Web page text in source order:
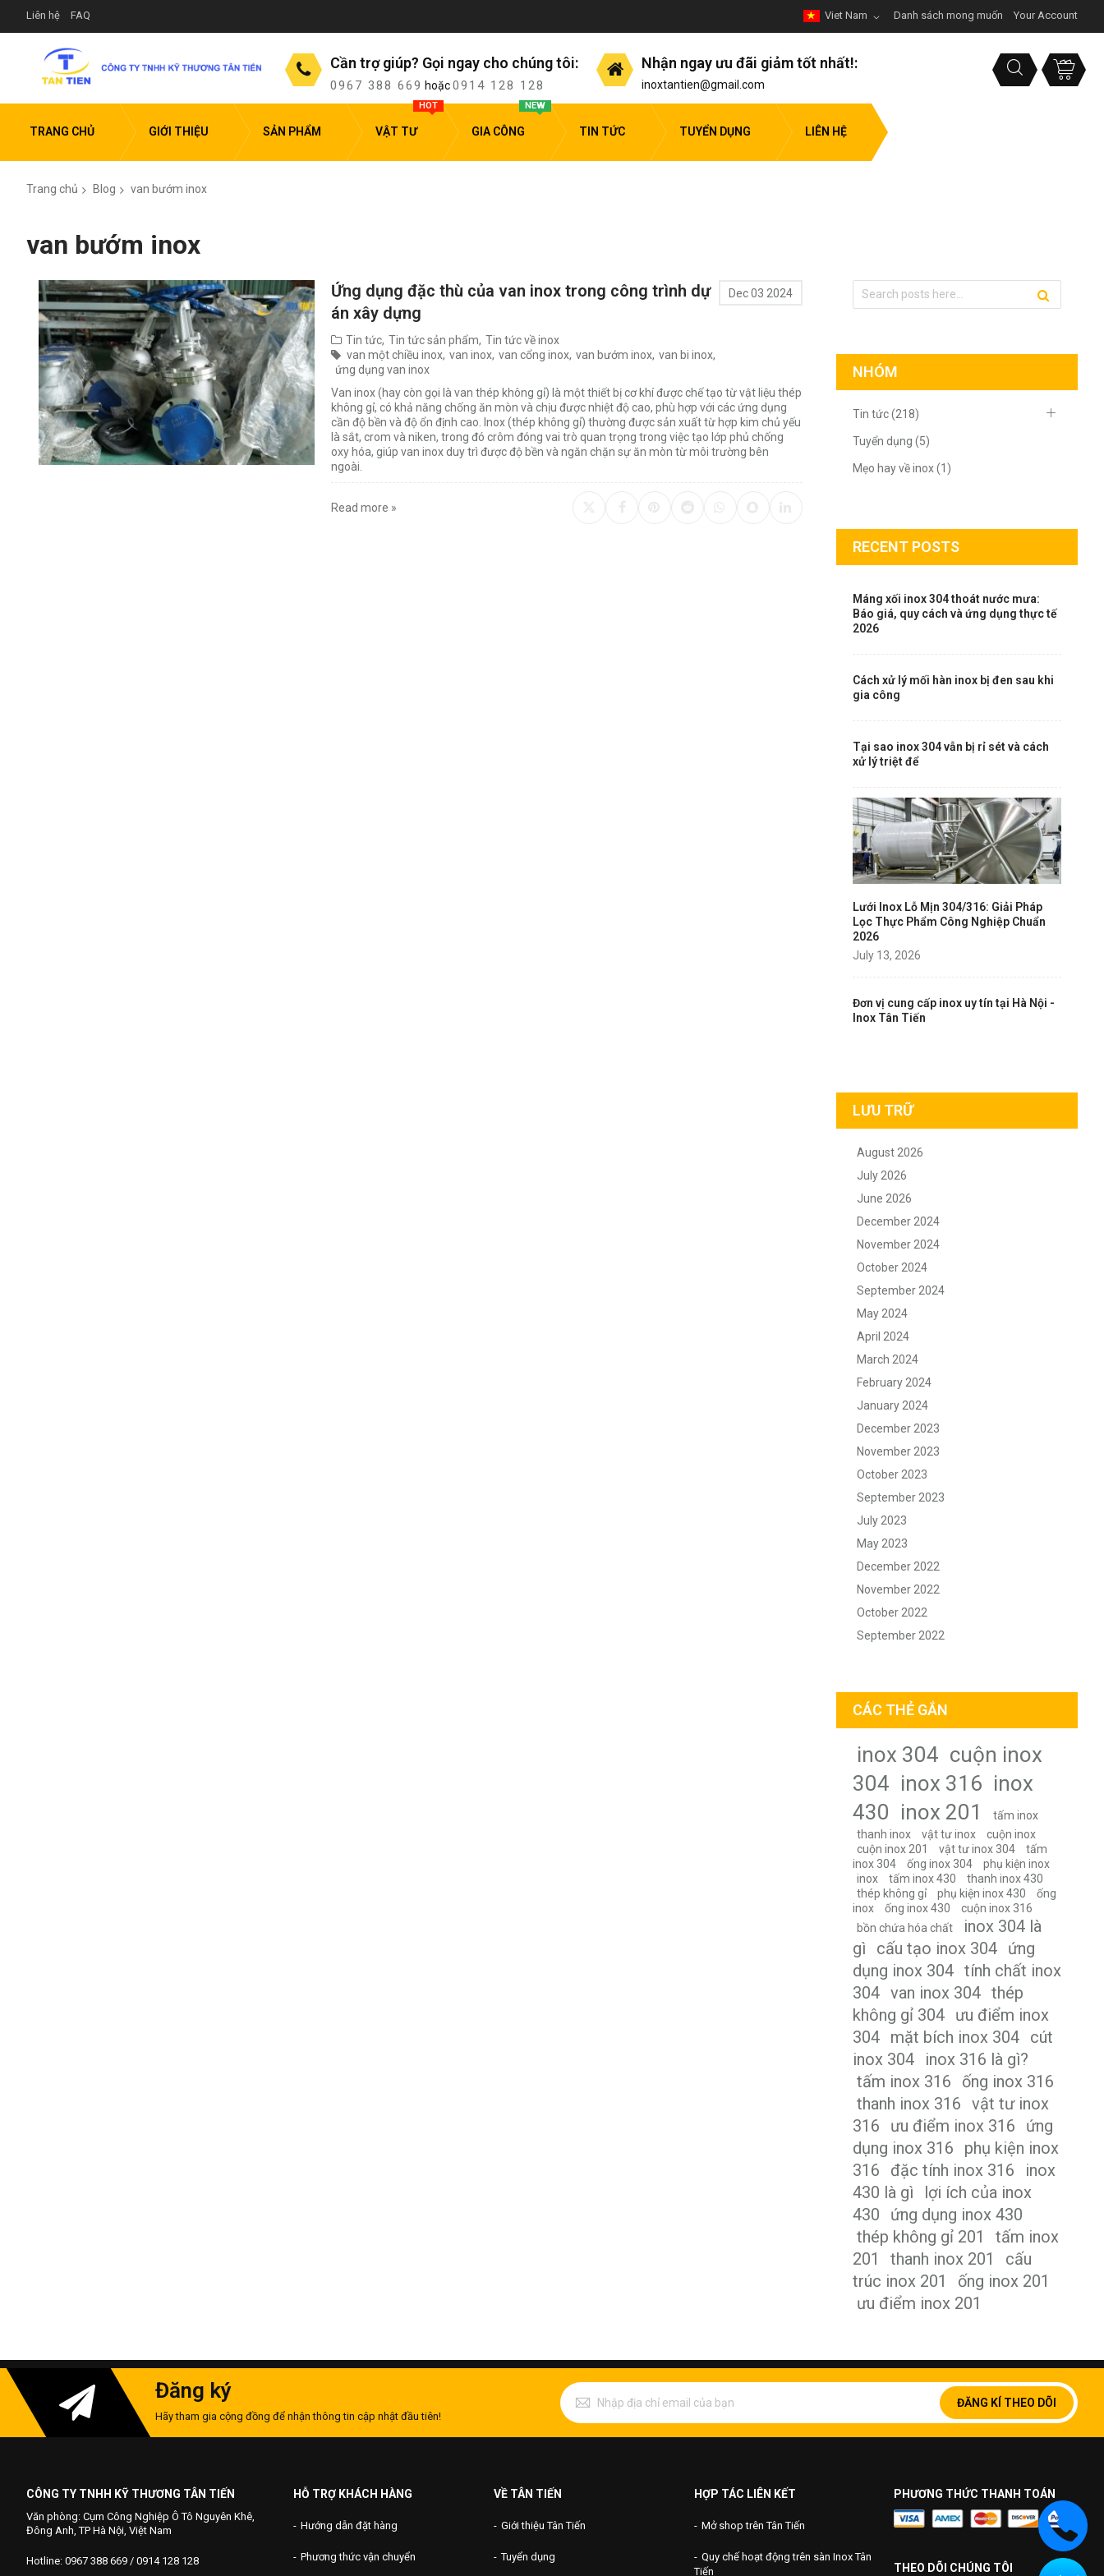
Liên hệ FAQ Danh sách mong muốn Your Account
Viet Nam
Cần trợ giúp? Gọi ngay cho chúng tôi:
0967 388 669 hoặc0914 128 128
Nhận ngay ưu đãi giảm tốt nhất!:
inoxtantien@gmail.com
TRANG CHỦ GIỚI THIỆU SẢN PHẨM VẬT TƯ
HOT
GIA CÔNG
NEW
TIN TỨC TUYỂN DỤNG LIÊN HỆ
Trang chủ Blog van bướm inox
van bướm inox
Dec 03 2024
Ứng dụng đặc thù của van inox trong công trình dự
án xây dựng
Tin tức, Tin tức sản phẩm, Tin tức về inox
van một chiều inox, van inox, van cổng inox, van bướm inox, van bi inox,
ứng dụng van inox
Van inox (hay còn gọi là van thép không gỉ) là một thiết bị cơ khí được chế tạo từ vật liệu thép
không gỉ, có khả năng chống ăn mòn và chịu được nhiệt độ cao, phù hợp với các ứng dụng
cần độ bền và độ ổn định cao. Inox (thép không gỉ) thường được sản xuất từ hợp kim chủ yếu
là sắt, crom và niken, trong đó crôm đóng vai trò quan trọng trong việc tạo lớp phủ chống
oxy hóa, giúp van inox duy trì được độ bền và ngăn chặn sự ăn mòn từ môi trường bên
ngoài.
Read more »
NHÓM
Tin tức (218)
Tuyển dụng (5)
Mẹo hay về inox (1)
RECENT POSTS
Máng xối inox 304 thoát nước mưa:
Báo giá, quy cách và ứng dụng thực tế
2026
Cách xử lý mối hàn inox bị đen sau khi
gia công
Tại sao inox 304 vẫn bị rỉ sét và cách
xử lý triệt để
Lưới Inox Lỗ Mịn 304/316: Giải Pháp
Lọc Thực Phẩm Công Nghiệp Chuẩn
2026
July 13, 2026
Đơn vị cung cấp inox uy tín tại Hà Nội -
Inox Tân Tiến
LƯU TRỮ
August 2026
July 2026
June 2026
December 2024
November 2024
October 2024
September 2024
May 2024
April 2024
March 2024
February 2024
January 2024
December 2023
November 2023
October 2023
September 2023
July 2023
May 2023
December 2022
November 2022
October 2022
September 2022
CÁC THẺ GẮN
inox 304 cuộn inox
304 inox 316 inox
430 inox 201
tấm inox
thanh inox
vật tư inox
cuộn inox
cuộn inox 201
vật tư inox 304
tấm
inox 304
ống inox 304
phụ kiện inox
inox
tấm inox 430
thanh inox 430
thép không gỉ
phụ kiện inox 430
ống
inox
ống inox 430
cuộn inox 316
bồn chứa hóa chất
inox 304 là
gì
cấu tạo inox 304
ứng
dụng inox 304 tính chất inox
304 van inox 304 thép
không gỉ 304
ưu điểm inox
304
mặt bích inox 304
cút
inox 304
inox 316 là gì?
tấm inox 316
ống inox 316
thanh inox 316 vật tư inox
316
ưu điểm inox 316
ứng
dụng inox 316
phụ kiện inox
316
đặc tính inox 316
inox
430 là gì
lợi ích của inox
430
ứng dụng inox 430
thép không gỉ 201
tấm inox
201
thanh inox 201
cấu
trúc inox 201
ống inox 201
ưu điểm inox 201
Đăng ký
Hãy tham gia cộng đồng để nhận thông tin cập nhật đầu tiên!
ĐĂNG KÍ THEO DÕI
CÔNG TY TNHH KỸ THƯƠNG TÂN TIẾN
Văn phòng: Cụm Công Nghiệp Ô Tô Nguyên Khê,
Đông Anh, TP Hà Nội, Việt Nam
Hotline: 0967 388 669 / 0914 128 128
HỖ TRỢ KHÁCH HÀNG
Hướng dẫn đặt hàng
Phương thức vận chuyển
VỀ TÂN TIẾN
Giới thiệu Tân Tiến
Tuyển dụng
HỢP TÁC LIÊN KẾT
Mở shop trên Tân Tiến
Quy chế hoạt động trên sàn Inox Tân
Tiến
PHƯƠNG THỨC THANH TOÁN
THEO DÕI CHÚNG TÔI